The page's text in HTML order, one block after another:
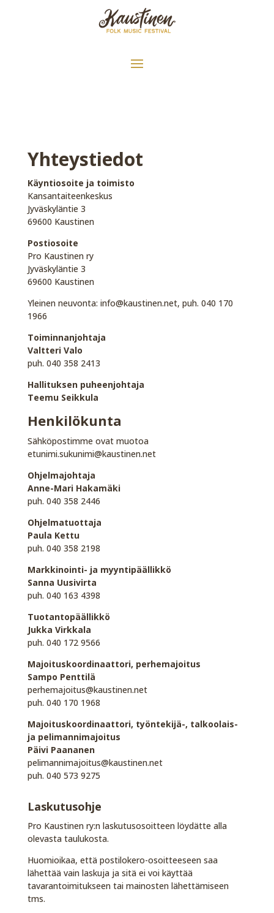
Yhteystiedot
Käyntiosoite ja toimisto
Kansantaiteenkeskus
Jyväskyläntie 3
69600 Kaustinen
Postiosoite
Pro Kaustinen ry
Jyväskyläntie 3
69600 Kaustinen
Yleinen neuvonta: info@kaustinen.net, puh. 040 170
1966
Toiminnanjohtaja
Valtteri Valo
puh. 040 358 2413
Hallituksen puheenjohtaja
Teemu Seikkula
Henkilökunta
Sähköpostimme ovat muotoa
etunimi.sukunimi@kaustinen.net
Ohjelmajohtaja
Anne-Mari Hakamäki
puh. 040 358 2446
Ohjelmatuottaja
Paula Kettu
puh. 040 358 2198
Markkinointi- ja myyntipäällikkö
Sanna Uusivirta
puh. 040 163 4398
Tuotantopäällikkö
Jukka Virkkala
puh. 040 172 9566
Majoituskoordinaattori, perhemajoitus
Sampo Penttilä
perhemajoitus@kaustinen.net
puh. 040 170 1968
Majoituskoordinaattori, työntekijä-, talkoolais-
ja pelimannimajoitus
Päivi Paananen
pelimannimajoitus@kaustinen.net
puh. 040 573 9275
Laskutusohje
Pro Kaustinen ry:n laskutusosoitteen löydätte alla
olevasta taulukosta.
Huomioikaa, että postilokero-osoitteeseen saa
lähettää vain laskuja ja sitä ei voi käyttää
tavarantoimitukseen tai mainosten lähettämiseen
tms.